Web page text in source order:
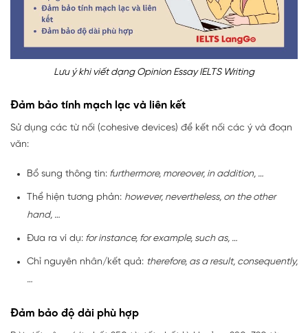
Lưu ý khi viết dạng Opinion Essay IELTS Writing
Đảm bảo tính mạch lạc và liên kết
Sử dụng các từ nối (cohesive devices) để kết nối các ý và đoạn
văn:
Bổ sung thông tin: furthermore, moreover, in addition, …
Thể hiện tương phản: however, nevertheless, on the other
hand, …
Đưa ra ví dụ: for instance, for example, such as, …
Chỉ nguyên nhân/kết quả: therefore, as a result, consequently,
…
Đảm bảo độ dài phù hợp